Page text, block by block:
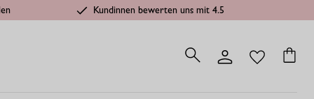
Kundinnen bewerten uns mit 4.5